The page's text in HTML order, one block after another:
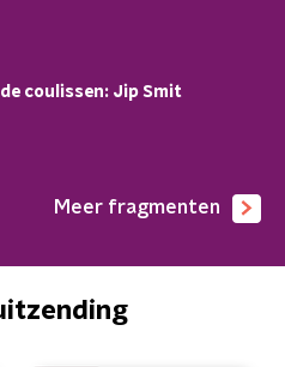
coulissen: Jip Smit
Meer fragmenten